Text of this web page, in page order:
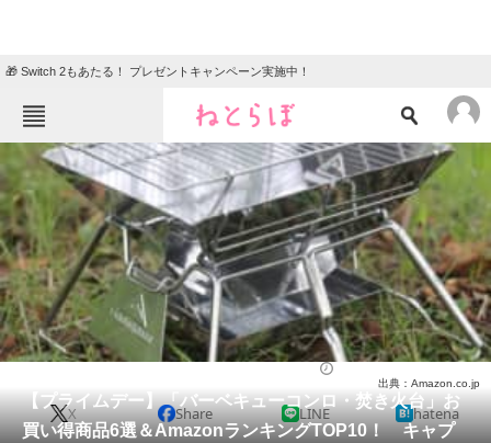
🎁 Switch 2もあたる！ プレゼントキャンペーン実施中！
ねとらぼメニュー
TOP ニュース
エンタメ クイズ
グルメ 地域
住まい 教育・育児
動物 リサーチ
会員記事
【プライムデー】「バーベキューコンロ・焚き火台」お
買い得商品6選＆AmazonランキングTOP10！ キャプ
出典：Amazon.co.jp
X Share LINE hatena